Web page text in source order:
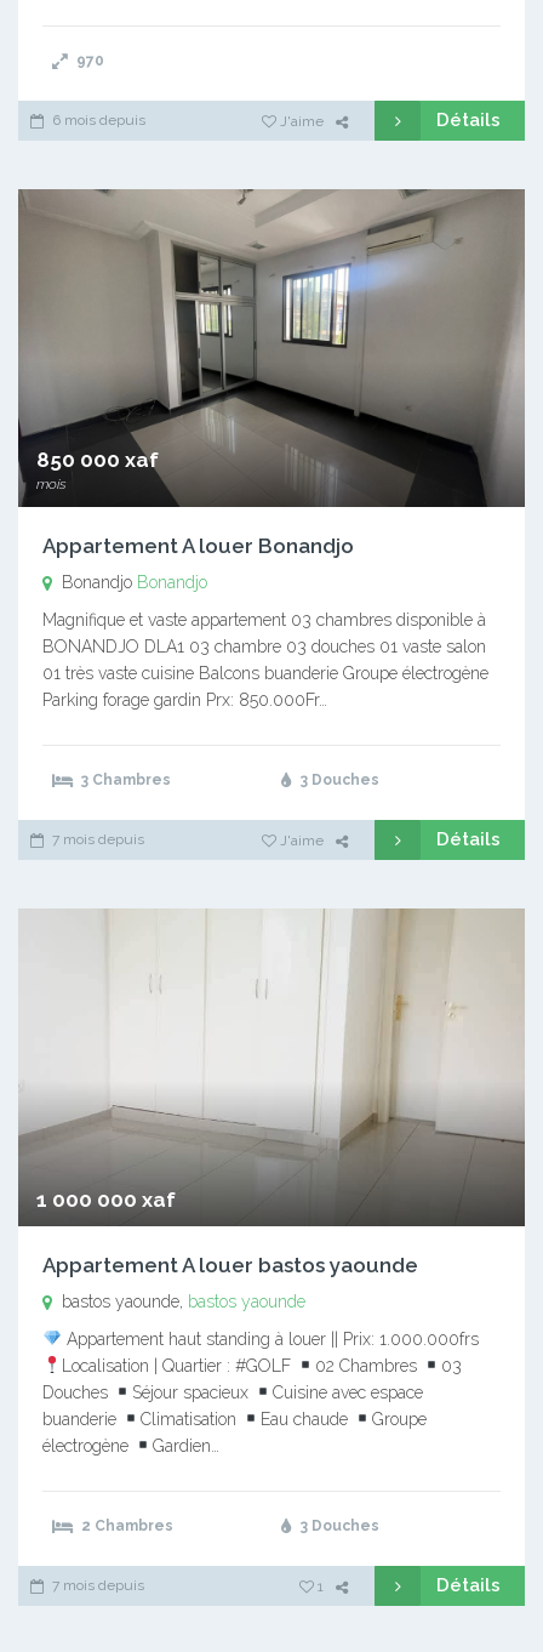
970
6 mois depuis J'aime Détails
850 000 xaf
mois
Appartement A louer Bonandjo
Bonandjo Bonandjo
Magnifique et vaste appartement 03 chambres disponible à
BONANDJO DLA1 03 chambre 03 douches 01 vaste salon
01 très vaste cuisine Balcons buanderie Groupe électrogène
Parking forage gardin Prx: 850.000Fr…
3 Chambres 3 Douches
7 mois depuis J'aime Détails
1 000 000 xaf
Appartement A louer bastos yaounde
bastos yaounde, bastos yaounde
Appartement haut standing à louer || Prix: 1.000.000frs
Localisation | Quartier : #GOLF
02 Chambres
03
Douches
Séjour spacieux
Cuisine avec espace
buanderie
Climatisation Eau chaude
Groupe
électrogène
Gardien…
2 Chambres 3 Douches
7 mois depuis 1 Détails